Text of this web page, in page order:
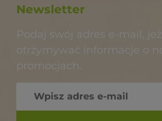
Newsletter
Podaj swój adres e-mail,
otrzymywać informacje o
promocjach.